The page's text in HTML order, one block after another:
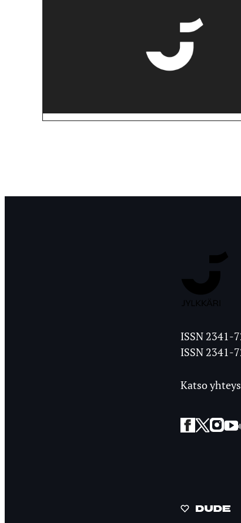
ISSN 2341-
ISSN 2341-
Katso
Facebook
Twitter